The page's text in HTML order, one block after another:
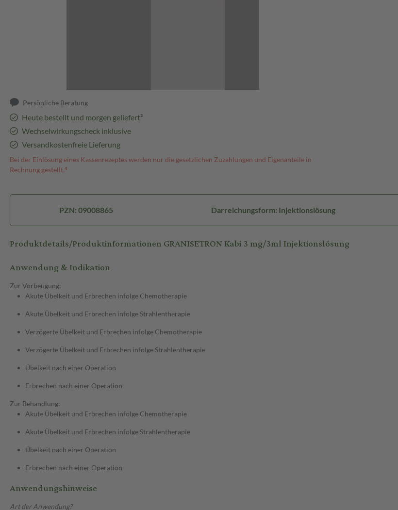
Persönliche Beratung
Heute bestellt und morgen geliefert³
Wechselwirkungscheck inklusive
Versandkostenfreie Lieferung
Bei der Einlösung eines Kassenrezeptes werden nur die gesetzlichen Zuzahlungen und Eigenanteile in
Rechnung gestellt.⁴
PZN: 09008865 Darreichungsform: Injektionslösung
Produktdetails/Produktinformationen GRANISETRON Kabi 3 mg/3ml Injektionslösung
Anwendung & Indikation
Zur Vorbeugung:
Akute Übelkeit und Erbrechen infolge Chemotherapie
Akute Übelkeit und Erbrechen infolge Strahlentherapie
Verzögerte Übelkeit und Erbrechen infolge Chemotherapie
Verzögerte Übelkeit und Erbrechen infolge Strahlentherapie
Übelkeit nach einer Operation
Erbrechen nach einer Operation
Zur Behandlung:
Akute Übelkeit und Erbrechen infolge Chemotherapie
Akute Übelkeit und Erbrechen infolge Strahlentherapie
Übelkeit nach einer Operation
Erbrechen nach einer Operation
Anwendungshinweise
Art der Anwendung?